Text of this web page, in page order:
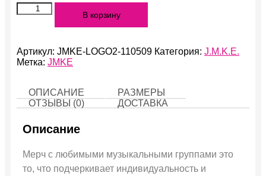
Количество
Logo
В корзину
Артикул: JMKE-LOGO2-110509 Категория: J.M.K.E.
Метка: JMKE
ОПИСАНИЕ
РАЗМЕРЫ
ОТЗЫВЫ (0)
ДОСТАВКА
Описание
Мерч с любимыми музыкальными группами это
то, что подчеркивает индивидуальность и